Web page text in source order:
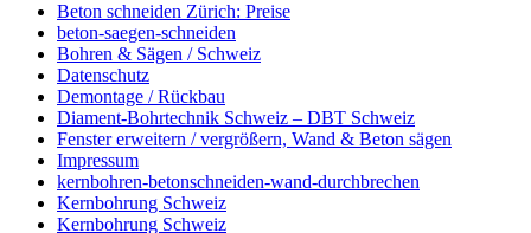
Beton schneiden Zürich: Preise
beton-saegen-schneiden
Bohren & Sägen / Schweiz
Datenschutz
Demontage / Rückbau
Diament-Bohrtechnik Schweiz – DBT Schweiz
Fenster erweitern / vergrößern, Wand & Beton sägen
Impressum
kernbohren-betonschneiden-wand-durchbrechen
Kernbohrung Schweiz
Kernbohrung Schweiz